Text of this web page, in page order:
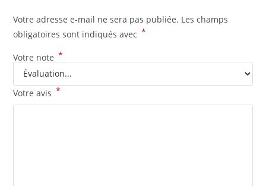
Votre adresse e-mail ne sera pas publiée. Les champs
obligatoires sont indiqués avec *
Votre note *
Votre avis *